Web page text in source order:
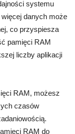
systemu
danych może
co przyspiesza
pamięci RAM
liczby aplikacji
RAM, możesz
czasów
RAM do